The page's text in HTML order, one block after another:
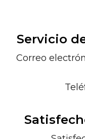
Servicio
Correo